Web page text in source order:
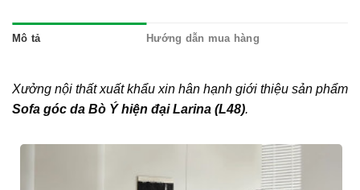
Mô tả Hướng dẫn mua hàng
Xưởng nội thất xuất khẩu xin hân hạnh giới thiệu sản phẩm
Sofa góc da Bò Ý hiện đại Larina (L48).